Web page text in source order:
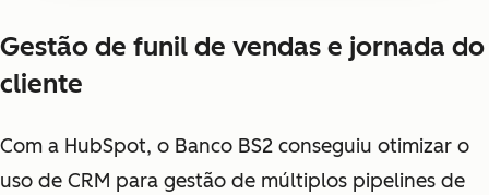
Gestão de funil de vendas e jornada do
cliente
Com a HubSpot, o Banco BS2 conseguiu otimizar o
uso de CRM para gestão de múltiplos pipelines de